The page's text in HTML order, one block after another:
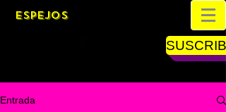
ESPEJOS
Entrada